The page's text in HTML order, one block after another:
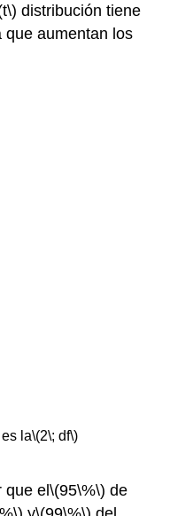
distribución tiene
que aumentan los
la\(2\; df\)
que el\(95\%\) de